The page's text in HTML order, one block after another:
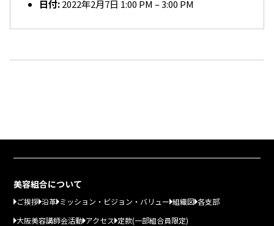
日付: 2022年2月7日 1:00 PM–3:00 PM
美容組合について
ご挨拶 沿革 ミッション・ビジョン・バリュー 組織図 各支部
大阪美容講師会活動 アクセス 定款(一部組合員限定)